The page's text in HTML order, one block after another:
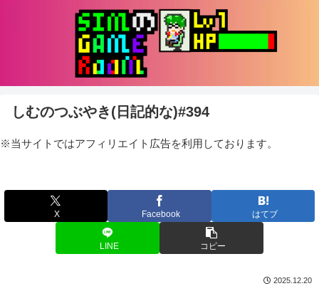
しむのつぶやき(日記的な)#394
※当サイトではアフィリエイト広告を利用しております。
X Facebook はてブ
LINE コピー
2025.12.20